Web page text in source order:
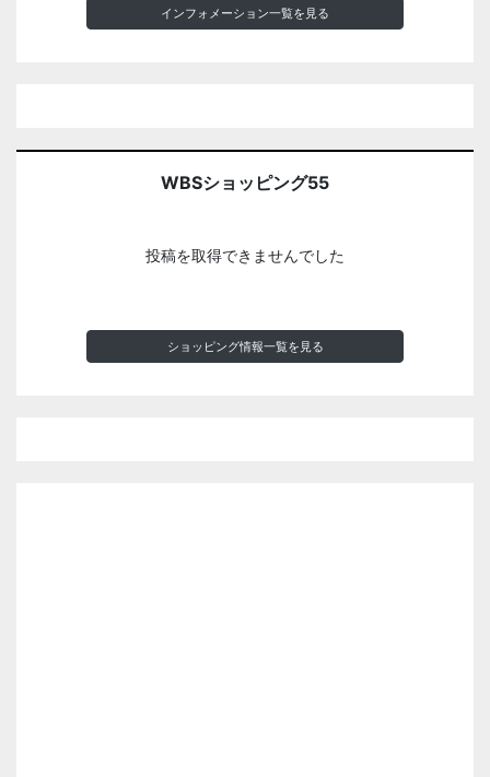
インフォメーション一覧を見る
WBSショッピング55
投稿を取得できませんでした
ショッピング情報一覧を見る